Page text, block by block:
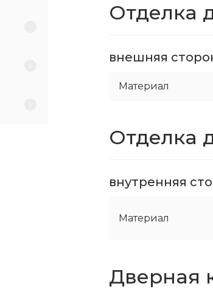
Отделка
внешняя
Материал
Отделка
внутренняя
Материал
Дверная